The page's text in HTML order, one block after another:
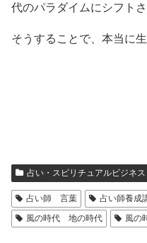
代のパラダイムにシフトさ
そうすることで、本当に
占い・スピリチュアルビジネス
占い師 言葉 占い師養成
風の時代 地の時代
風の